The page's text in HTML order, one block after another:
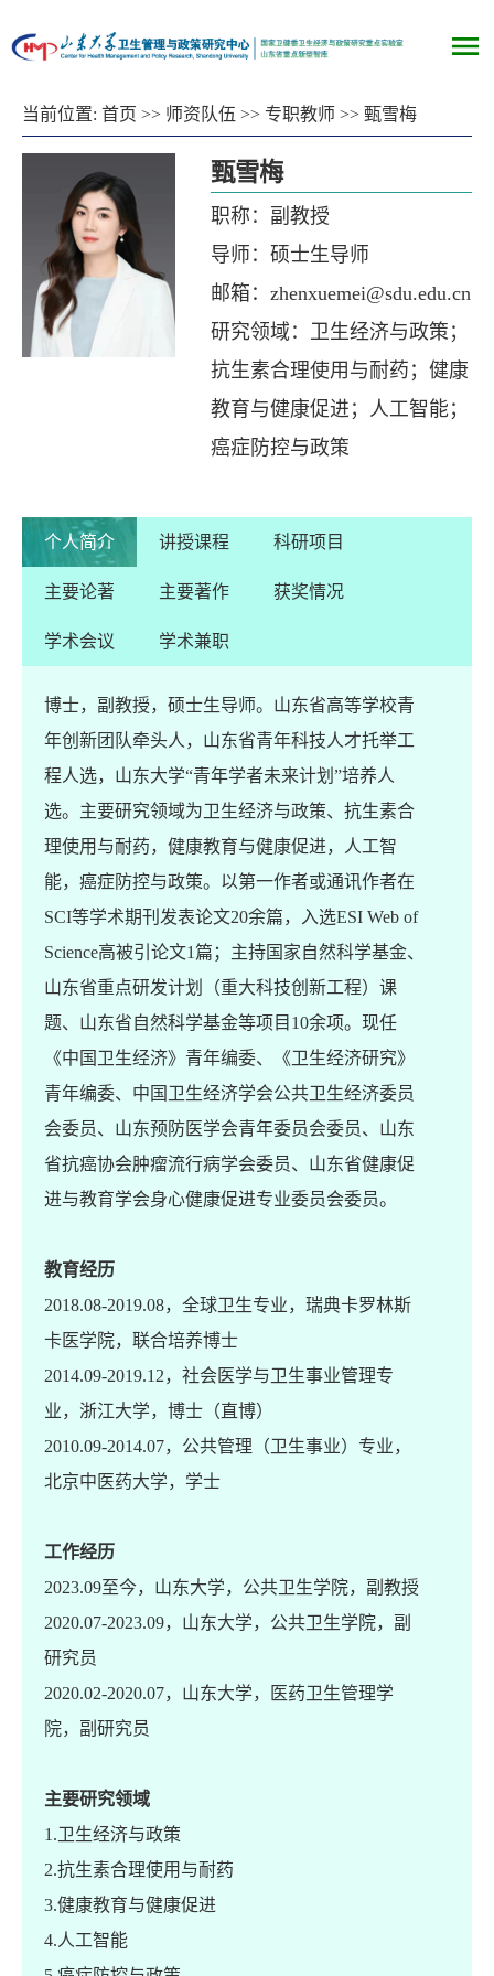
当前位置: 首页 >> 师资队伍 >> 专职教师 >> 甄雪梅
甄雪梅
职称：副教授
导师：硕士生导师
邮箱：zhenxuemei@sdu.edu.cn
研究领域：卫生经济与政策；
抗生素合理使用与耐药；健康
教育与健康促进；人工智能；
癌症防控与政策
个人简介 讲授课程 科研项目
主要论著 主要著作 获奖情况
学术会议 学术兼职
博士，副教授，硕士生导师。山东省高等学校青
年创新团队牵头人，山东省青年科技人才托举工
程人选，山东大学“青年学者未来计划 ”培养人
选。主要研究领域为卫生经济与政策、抗生素合
理使用与耐药，健康教育与健康促进，人工智
能，癌症防控与政策。以第一作者或通讯作者在
SCI等学术期刊发表论文20余篇，入选ESI Web of
Science高被引论文1篇；主持国家自然科学基金、
山东省重点研发计划（重大科技创新工程）课
题、山东省自然科学基金等项目 10余项。现任
《中国卫生经济》青年编委、《卫生经济研究》
青年编委、中国卫生经济学会公共卫生经济委员
会委员、山东预防医学会青年委员会委员、山东
省抗癌协会肿瘤流行病学会委员、山东省健康促
进与教育学会身心健康促进专业委员会委员。
教育经历
2018.08-2019.08，全球卫生专业，瑞典卡罗林斯
卡医学院，联合培养博士
2014.09-2019.12，社会医学与卫生事业管理专
业，浙江大学，博士（直博）
2010.09-2014.07，公共管理（卫生事业）专业，
北京中医药大学，学士
工作经历
2023.09至今，山东大学，公共卫生学院，副教授
2020.07-2023.09，山东大学，公共卫生学院，副
研究员
2020.02-2020.07，山东大学，医药卫生管理学
院，副研究员
主要研究领域
1.卫生经济与政策
2.抗生素合理使用与耐药
3.健康教育与健康促进
4.人工智能